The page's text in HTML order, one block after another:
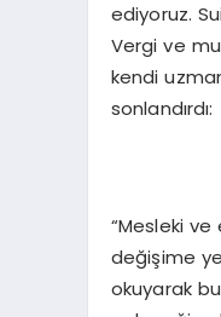
ediyoruz.
Vergi ve
kendi
sonlandırdı:
“Mesleki
değişime
okuyarak